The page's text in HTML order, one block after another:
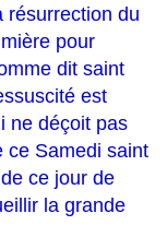
résurrection du
pour
dit saint
est
ne déçoit pas
ce Samedi saint
ce jour de
la grande